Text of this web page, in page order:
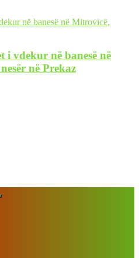
i vdekur në banesë në
në Prekaz